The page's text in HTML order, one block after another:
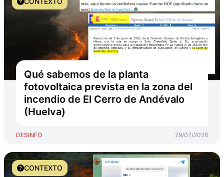
Qué sabemos de la planta
fotovoltaica prevista en la zona del
incendio de El Cerro de Andévalo
(Huelva)
DESINFO 29/07/2026
CONTEXTO